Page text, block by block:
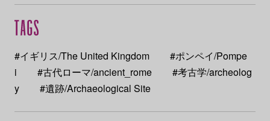
#イギリス/The United Kingdom
#ポンペイ/Pompe
i
#古代ローマ/ancient_rome
#考古学/archeolog
y
#遺跡/Archaeological Site